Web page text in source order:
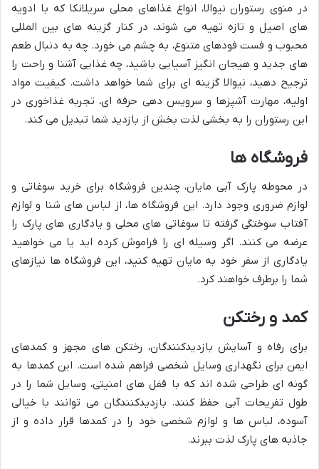
در منوی رستوران نیوالا، انواع غذاهای محلی سریلانکا که با ادویه
های اصیل و تازه تهیه می شوند، در کنار گزینه های بین المللی
محبوب و فست فودهای متنوع، به چشم می خورد. چه به دنبال طعم
های جدید و هیجان انگیز آسیایی باشید، چه غذایی آشنا و راحت را
ترجیح دهید، نیوالا گزینه ای برای شما خواهد داشت. کیفیت مواد
اولیه، مهارت آشپزها و سرویس دهی حرفه ای، تجربه غذاخوری در
این رستوران را به بخشی لذت بخش از بازدید شما تبدیل می کند.
فروشگاه ها
در محوطه پارک آبی مایان، چندین فروشگاه برای خرید سوغاتی و
لوازم ضروری وجود دارد. این فروشگاه ها، از لباس های شنا و لوازم
آفتاب سوختگی گرفته تا سوغاتی های محلی و یادگاری های پارک را
عرضه می کنند. اگر وسیله ای را فراموش کرده اید یا می خواهید
یادگاری از سفر خود به مایان تهیه کنید، این فروشگاه ها نیازهای
شما را برطرف خواهند کرد.
کمد و رختکن
برای رفاه و آسایش بازدیدکنندگان، رختکن های مجهز و کمدهای
ایمن برای نگهداری وسایل شخصی فراهم شده است. این کمدها به
گونه ای طراحی شده اند که با قفل های امنیتی، وسایل شما را در
طول تفریحات آبی حفظ کنند. بازدیدکنندگان می توانند با خیالی
آسوده، لباس ها و لوازم شخصی خود را در کمدها قرار داده و از
جاذبه های پارک لذت ببرند.